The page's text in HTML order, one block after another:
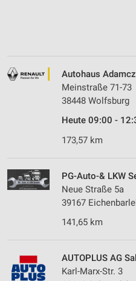
Autohaus
Meinstraße 71-73
38448 Wolfsburg
Heute 09:00 -
173,57 km
PG-Auto-& LKW
Neue Straße 5a
39167
141,65 km
AUTOPLUS AG
Karl-Marx-Str. 3